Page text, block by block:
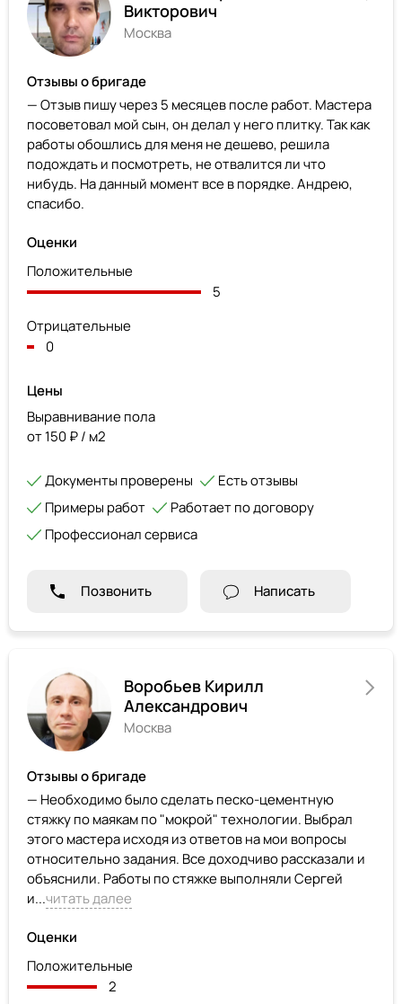
Викторович
Москва
Отзывы о бригаде
— Отзыв пишу через 5 месяцев после работ. Мастера
посоветовал мой сын, он делал у него плитку. Так как
работы обошлись для меня не дешево, решила
подождать и посмотреть, не отвалится ли что
нибудь. На данный момент все в порядке. Андрею,
спасибо.
Оценки
Положительные
5
Отрицательные
0
Цены
Выравнивание пола
от 150 ₽ / м2
Документы проверены
Есть отзывы
Примеры работ
Работает по договору
Профессионал сервиса
Позвонить Написать
Воробьев Кирилл
Александрович
Москва
Отзывы о бригаде
— Необходимо было сделать песко-цементную
стяжку по маякам по "мокрой" технологии. Выбрал
этого мастера исходя из ответов на мои вопросы
относительно задания. Все доходчиво рассказали и
объяснили. Работы по стяжке выполняли Сергей
и...читать далее
Оценки
Положительные
2